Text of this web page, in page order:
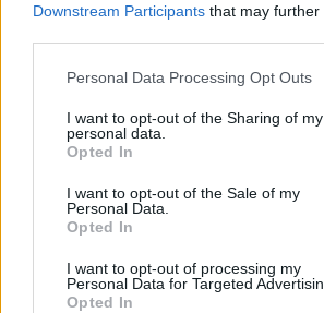
Downstream Participants that may
Please note that this website/app uses
not limited to your visit or usage
grant or deny consent to Google and its
use your data for below specified
consent section.
Personal Data Processing Opt Outs
I want to opt-out of the Sharing of my
personal data.
Opted In
I want to opt-out of the Sale of my
Personal Data.
Opted In
I want to opt-out of processing my
Personal Data for Targeted
Opted In
időszerű volna a program
konferenciával egy időben látott
Nemzeti Kulturális Alap Kulturális
tanulságait az érintettek, a
helyben levonhatták. Kiemelték: a
jelentene - a végeredményen
érzékelni.